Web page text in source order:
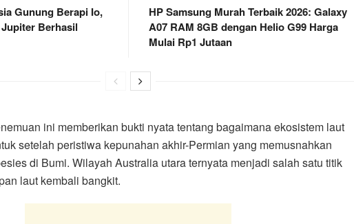
Gunung Berapi Io,
Berhasil
HP Samsung Murah Terbaik 2026: Galaxy
A07 RAM 8GB dengan Helio G99 Harga
Mulai Rp1 Jutaan
ini memberikan bukti nyata tentang bagaimana ekosistem laut
setelah peristiwa kepunahan akhir-Permian yang memusnahkan
di Bumi. Wilayah Australia utara ternyata menjadi salah satu titik
laut kembali bangkit.